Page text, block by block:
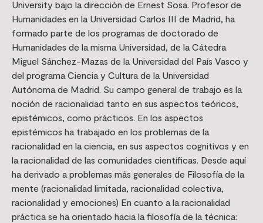
University bajo la dirección de Ernest Sosa. Profesor de
Humanidades en la Universidad Carlos III de Madrid, ha
formado parte de los programas de doctorado de
Humanidades de la misma Universidad, de la Cátedra
Miguel Sánchez-Mazas de la Universidad del País Vasco y
del programa Ciencia y Cultura de la Universidad
Autónoma de Madrid. Su campo general de trabajo es la
noción de racionalidad tanto en sus aspectos teóricos,
epistémicos, como prácticos. En los aspectos
epistémicos ha trabajado en los problemas de la
racionalidad en la ciencia, en sus aspectos cognitivos y en
la racionalidad de las comunidades científicas. Desde aquí
ha derivado a problemas más generales de Filosofía de la
mente (racionalidad limitada, racionalidad colectiva,
racionalidad y emociones) En cuanto a la racionalidad
práctica se ha orientado hacia la filosofía de la técnica: